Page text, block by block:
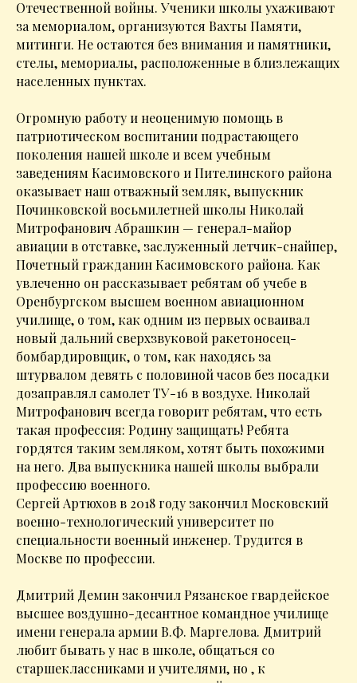
Отечественной войны. Ученики школы ухаживают
за мемориалом, организуются Вахты Памяти,
митинги. Не остаются без внимания и памятники,
стелы, мемориалы, расположенные в близлежащих
населенных пунктах.
Огромную работу и неоценимую помощь в
патриотическом воспитании подрастающего
поколения нашей школе и всем учебным
заведениям Касимовского и Пителинского района
оказывает наш отважный земляк, выпускник
Починковской восьмилетней школы Николай
Митрофанович Абрашкин — генерал-майор
авиации в отставке, заслуженный летчик-снайпер,
Почетный гражданин Касимовского района. Как
увлеченно он рассказывает ребятам об учебе в
Оренбургском высшем военном авиационном
училище, о том, как одним из первых осваивал
новый дальний сверхзвуковой ракетоносец-
бомбардировщик, о том, как находясь за
штурвалом девять с половиной часов без посадки
дозаправлял самолет ТУ-16 в воздухе. Николай
Митрофанович всегда говорит ребятам, что есть
такая профессия: Родину защищать! Ребята
гордятся таким земляком, хотят быть похожими
на него. Два выпускника нашей школы выбрали
профессию военного.
Сергей Артюхов в 2018 году закончил Московский
военно-технологический университет по
специальности военный инженер. Трудится в
Москве по профессии.
Дмитрий Демин закончил Рязанское гвардейское
высшее воздушно-десантное командное училище
имени генерала армии В.Ф. Маргелова. Дмитрий
любит бывать у нас в школе, общаться со
старшеклассниками и учителями, но , к